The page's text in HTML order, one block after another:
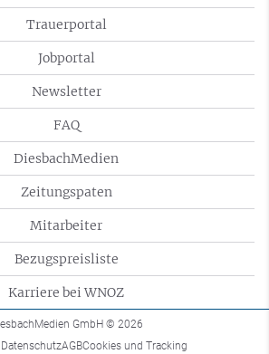
Trauerportal
Jobportal
Newsletter
FAQ
DiesbachMedien
Zeitungspaten
Mitarbeiter
Bezugspreisliste
Karriere bei WNOZ
GmbH © 2026
DatenschutzAGBCookies und Tracking